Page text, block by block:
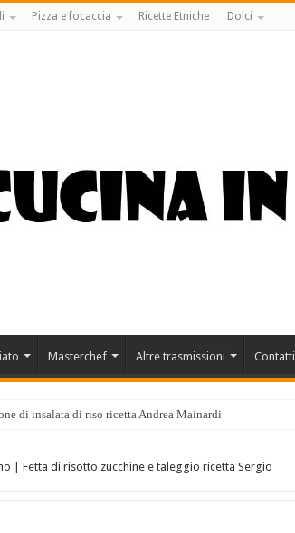
Pizza e focaccia Ricette Etniche Dolci
Masterchef Altre trasmissioni Contatti
di insalata di riso ricetta Andrea Mainardi
| Fetta di risotto zucchine e taleggio ricetta Sergio